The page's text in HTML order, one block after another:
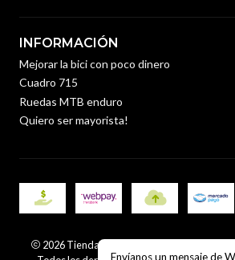
INFORMACIÓN
Mejorar la bici con poco dinero
Cuadro 715
Ruedas MTB enduro
Quiero ser mayorista!
2026 Tienda y Taller de Bicicletas en
Envíanos un mensaje de